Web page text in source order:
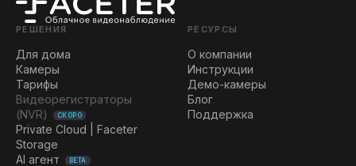
РЕШЕНИЯ
Для дома
Камеры
Тарифы
Видеорегистраторы
(NVR)
СКОРО
Private Cloud | Faceter
Storage
AI агент
BETA
РЕСУРСЫ
О компании
Инструкции
Демо-камеры
Блог
Поддержка